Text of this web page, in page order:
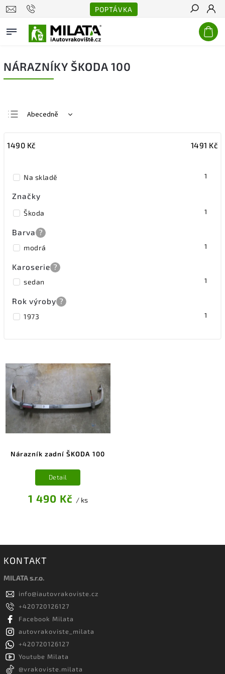
POPTÁVKA
Hledat
NÁRAZNÍKY ŠKODA 100
Abecedně
Nejdražší
1490 Kč 1491 Kč
Na skladě 1
Značky
Škoda 1
Barva ?
modrá 1
Karoserie ?
sedan 1
Rok výroby ?
1973 1
Nárazník zadní ŠKODA 100
1 490 Kč / ks
Detail
KONTAKT
MILATA s.r.o.
info@iautovrakoviste.cz
+420720126127
Facebook Milata
autovrakoviste_milata
+420720126127
Youtube Milata
@vrakoviste.milata